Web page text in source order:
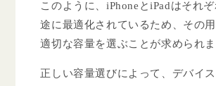
このように、iPhoneとiPadはそれ
途に最適化されているため、その
適切な容量を選ぶことが求められま
正しい容量選びによって、デバイ